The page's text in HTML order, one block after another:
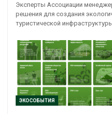
Эксперты Ассоциации
решения для создания
туристической
ЭКОСОБЫТИЯ